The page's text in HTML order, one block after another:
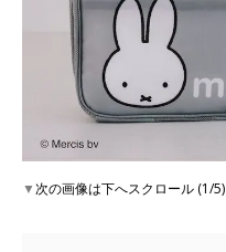
▼次の画像は下へスクロール (1/5)